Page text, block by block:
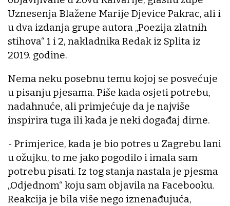
Uznesenja Blažene Marije Djevice Pakrac, ali i
u dva izdanja grupe autora „Poezija zlatnih
stihova“ 1 i 2, nakladnika Redak iz Splita iz
2019. godine.
Nema neku posebnu temu kojoj se posvećuje
u pisanju pjesama. Piše kada osjeti potrebu,
nadahnuće, ali primjećuje da je najviše
inspirira tuga ili kada je neki događaj dirne.
- Primjerice, kada je bio potres u Zagrebu lani
u ožujku, to me jako pogodilo i imala sam
potrebu pisati. Iz tog stanja nastala je pjesma
„Odjednom“ koju sam objavila na Facebooku.
Reakcija je bila više nego iznenađujuća,